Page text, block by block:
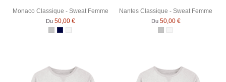
Monaco Classique - Sweat Femme
Du 50,00 €
Gris Chiné
Bleu Marine
Blanc chiné
Nantes Classique - Sweat Femme
Du 50,00 €
Gris Chiné
Blanc chiné